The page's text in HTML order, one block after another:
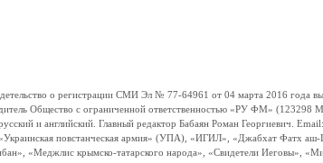
о регистрации СМИ Эл № 77-64961 от 04 марта 2016 года
Общество с ограниченной ответственностью «РУ ФМ» (123298
и английский. Главный редактор Бабаян Роман Георгиевич.
повстанческая армия» (УПА), «ИГИЛ», «Джабхат Фатх
«Меджлис крымско-татарского народа», «Свидетели Иеговы»,